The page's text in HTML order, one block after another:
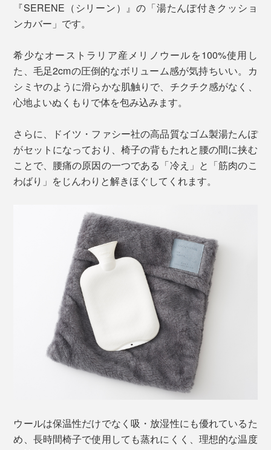
『SERENE（シリーン）』の「湯たんぽ付きクッショ
ンカバー」です。
希少なオーストラリア産メリノウールを100%使用し
た、毛足2cmの圧倒的なボリューム感が気持ちいい。カ
シミヤのように滑らかな肌触りで、チクチク感がなく、
心地よいぬくもりで体を包み込みます。
さらに、ドイツ・ファシー社の高品質なゴム製湯たんぽ
がセットになっており、椅子の背もたれと腰の間に挟む
ことで、腰痛の原因の一つである「冷え」と「筋肉のこ
わばり」をじんわりと解きほぐしてくれます。
ウールは保温性だけでなく吸・放湿性にも優れているた
め、長時間椅子で使用しても蒸れにくく、理想的な温度